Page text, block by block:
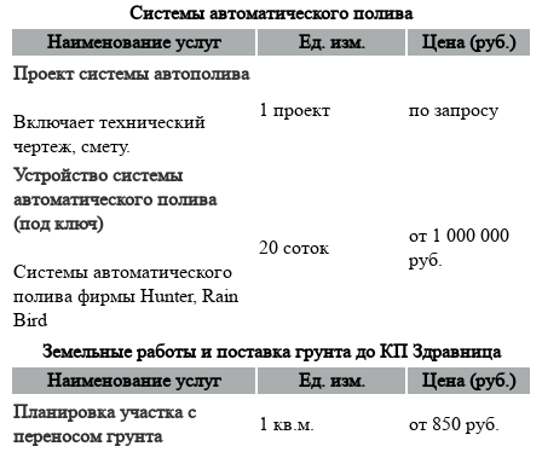
Системы автоматического полива
Наименование услуг
Ед. изм.
Цена (руб.)
Проект системы автополива
Включает технический
чертеж, смету.
1 проект по запросу
Устройство системы
автоматического полива
(под ключ)
Системы автоматического
полива фирмы Hunter, Rain
Bird
20 соток
от 1 000 000
руб.
Земельные работы и поставка грунта до КП Здравница
Наименование услуг
Ед. изм.
Цена (руб.)
Планировка участка с
переносом грунта
1 кв.м.
от 850 руб.